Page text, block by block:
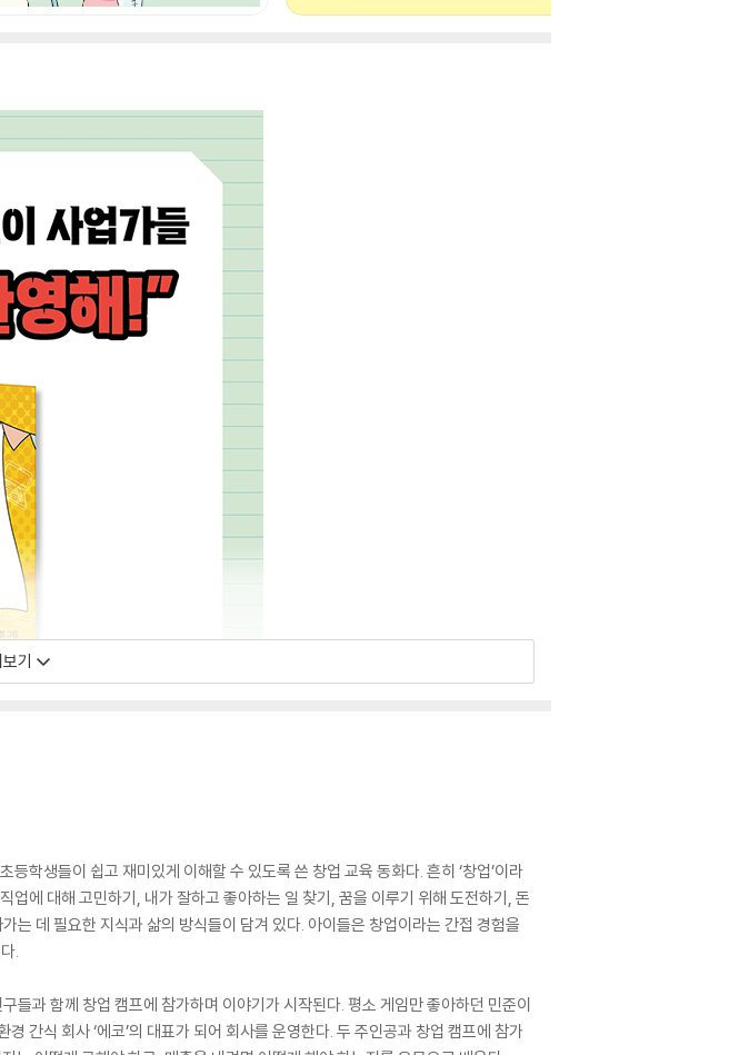
기
등학생들이 쉽고 재미있게 이해할 수 있도록 쓴 창업 교육 동화다. 흔히 ‘창업’이라
에 대해 고민하기, 내가 잘하고 좋아하는 일 찾기, 꿈을 이루기 위해 도전하기, 돈
는 데 필요한 지식과 삶의 방식들이 담겨 있다. 아이들은 창업이라는 간접 경험을
.
들과 함께 창업 캠프에 참가하며 이야기가 시작된다. 평소 게임만 좋아하던 민준이
간식 회사 ‘에코’의 대표가 되어 회사를 운영한다. 두 주인공과 창업 캠프에 참가